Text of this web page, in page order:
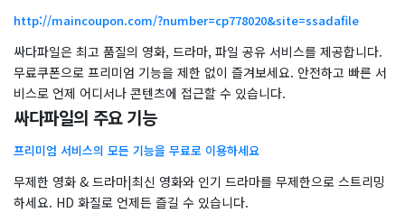
http://maincoupon.com/?number=cp778020&site=ssadafile
싸다파일은 최고 품질의 영화, 드라마, 파일 공유 서비스를 제공합니다.
무료쿠폰으로 프리미엄 기능을 제한 없이 즐겨보세요. 안전하고 빠른 서
비스로 언제 어디서나 콘텐츠에 접근할 수 있습니다.
싸다파일의 주요 기능
프리미엄 서비스의 모든 기능을 무료로 이용하세요
무제한 영화 & 드라마|최신 영화와 인기 드라마를 무제한으로 스트리밍
하세요. HD 화질로 언제든 즐길 수 있습니다.